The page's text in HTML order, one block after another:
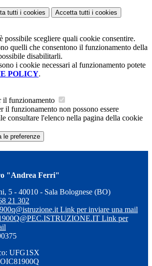
tutti i cookies Accetta tutti i cookies
possibile scegliere quali cookie consentire.
quelli che consentono il funzionamento della
disabilitarli.
i cookie necessari al funzionamento potete
POLICY.
il funzionamento
il funzionamento non possono essere
consultare l'elenco nella pagina della cookie
le preferenze
"Andrea Ferri"
5 - 40010 - Sala Bolognese (BO)
21 302
Link per inviare una mail
Link per
UFG1SX